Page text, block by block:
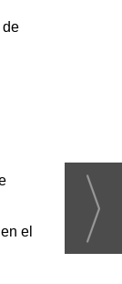
de
el